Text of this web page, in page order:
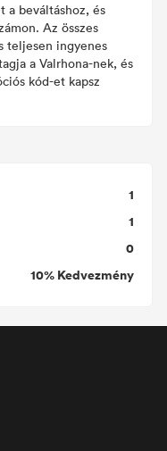
a beváltáshoz, és
Az összes
teljesen ingyenes
a Valrhona-nek, és
kód-et kapsz
1
1
0
10% Kedvezmény